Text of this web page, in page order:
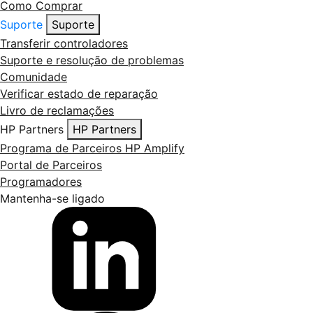
Como Comprar
Suporte
Suporte
Transferir controladores
Suporte e resolução de problemas
Comunidade
Verificar estado de reparação
Livro de reclamações
HP Partners
HP Partners
Programa de Parceiros HP Amplify
Portal de Parceiros
Programadores
Mantenha-se ligado